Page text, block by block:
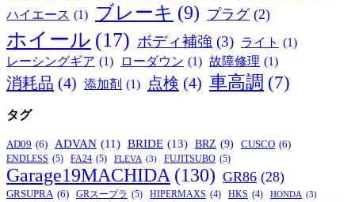
ハイエース (1) ブレーキ (9) プラグ (2)
ホイール (17) ボディ補強 (3) ライト (1)
レーシングギア (1) ローダウン (1) 故障修理 (1)
消耗品 (4) 添加剤 (1) 点検 (4) 車高調 (7)
タグ
AD09 (6) ADVAN (11) BRIDE (13) BRZ (9) CUSCO (6)
ENDLESS (5) FA24 (5) FLEVA (3) FUJITSUBO (5)
Garage19MACHIDA (130) GR86 (28)
GRSUPRA (6) GRスープラ (5) HIPERMAXS (4) HKS (4) HONDA (3)